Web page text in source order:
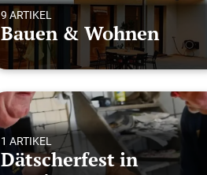
9 ARTIKEL
Bauen & Wohnen
1 ARTIKEL
Dätscherfest in